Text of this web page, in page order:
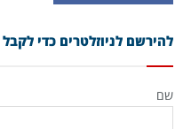
להירשם לניוזלטרים כדי
שם